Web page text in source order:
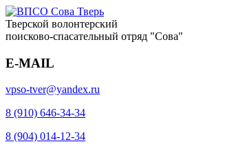
Тверской волонтерский
поисково-спасательный отряд "Сова"
E-MAIL
vpso-tver@yandex.ru
8 (910) 646-34-34
8 (904) 014-12-34